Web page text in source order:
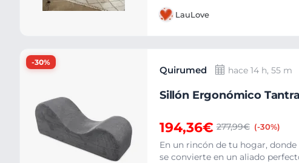
LauLove
-30%
Quirumed hace 14 h, 55 m
Sillón Ergonómico
194,36€ 277,99€ (-30%)
En un rincón de tu hogar,
se convierte en un aliado